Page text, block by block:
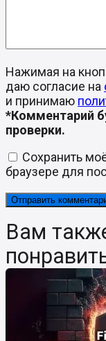
Нажимая на
даю согласие на
и принимаю
*Комментарий
проверки.
Сохранить
браузере для
Вам